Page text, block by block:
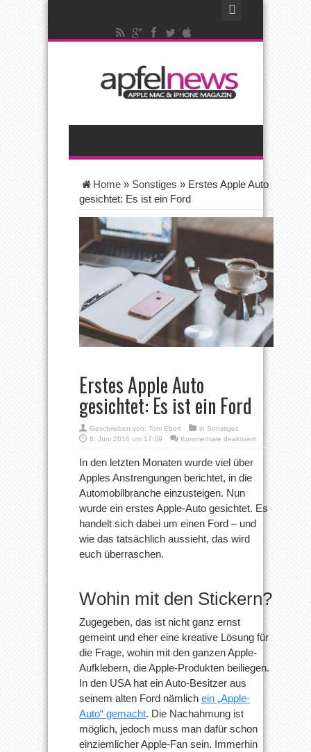
Home » Sonstiges » Erstes Apple Auto
gesichtet: Es ist ein Ford
Erstes Apple Auto
gesichtet: Es ist ein Ford
Geschrieben von: Toni Ebert in Sonstiges
8. Juni 2016 um 17:39
Kommentare deaktiviertfür
Erstes
gesichtet:
ein
In den letzten Monaten wurde viel über
Apples Anstrengungen berichtet, in die
Automobilbranche einzusteigen. Nun
wurde ein erstes Apple-Auto gesichtet. Es
handelt sich dabei um einen Ford – und
wie das tatsächlich aussieht, das wird
euch überraschen.
Wohin mit den Stickern?
Zugegeben, das ist nicht ganz ernst
gemeint und eher eine kreative Lösung für
die Frage, wohin mit den ganzen Apple-
Aufklebern, die Apple-Produkten beiliegen.
In den USA hat ein Auto-Besitzer aus
seinem alten Ford nämlich ein „Apple-
Auto“ gemacht. Die Nachahmung ist
möglich, jedoch muss man dafür schon
einziemlicher Apple-Fan sein. Immerhin